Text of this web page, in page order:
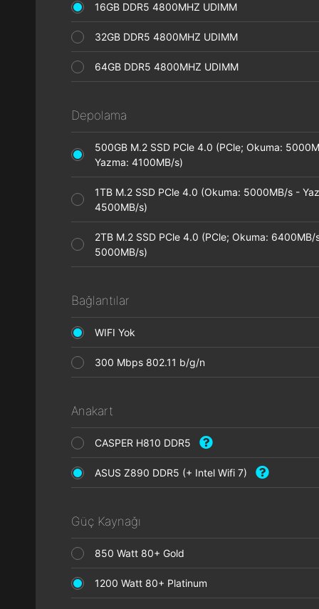
16GB DDR5 4800MHZ UDIMM
32GB DDR5 4800MHZ UDIMM
64GB DDR5 4800MHZ UDIMM
Depolama
500GB M.2 SSD PCle 4.0 (PCle; Okuma:
Yazma: 4100MB/s)
1TB M.2 SSD PCle 4.0 (Okuma: 5000MB/s -
4500MB/s)
2TB M.2 SSD PCle 4.0 (PCle; Okuma: 6400MB/
5000MB/s)
Bağlantılar
WIFI Yok
300 Mbps 802.11 b/g/n
Anakart
CASPER H810 DDR5
ASUS Z890 DDR5 (+ Intel Wifi 7)
Güç Kaynağı
850 Watt 80+ Gold
1200 Watt 80+ Platinum